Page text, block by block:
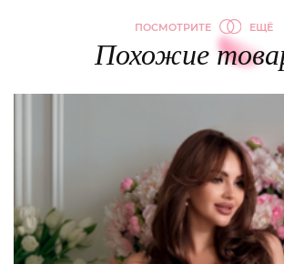
ПОСМОТРИТЕ ЕЩЁ
Похожие